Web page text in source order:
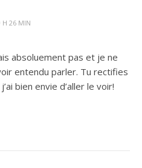
H 26 MIN
absoluement pas et je ne
entendu parler. Tu rectifies
bien envie d’aller le voir!